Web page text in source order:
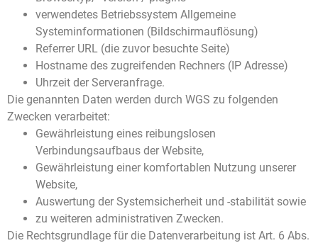
verwendetes Betriebssystem Allgemeine
Systeminformationen (Bildschirmauflösung)
Referrer URL (die zuvor besuchte Seite)
Hostname des zugreifenden Rechners (IP Adresse)
Uhrzeit der Serveranfrage.
Die genannten Daten werden durch WGS zu folgenden
Zwecken verarbeitet:
Gewährleistung eines reibungslosen
Verbindungsaufbaus der Website,
Gewährleistung einer komfortablen Nutzung unserer
Website,
Auswertung der Systemsicherheit und -stabilität sowie
zu weiteren administrativen Zwecken.
Die Rechtsgrundlage für die Datenverarbeitung ist Art. 6 Abs.